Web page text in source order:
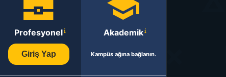
Profesyonel
Giriş Yap
Akademik
Kampüs ağına bağlanın.